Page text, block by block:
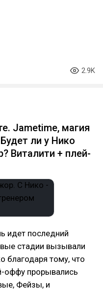
2.9K
Jametime, магия
ли у Нико
Виталити + плей-
идет последний
стадии вызывали
благодаря тому, что
оффу прорывались
Фейзы, и